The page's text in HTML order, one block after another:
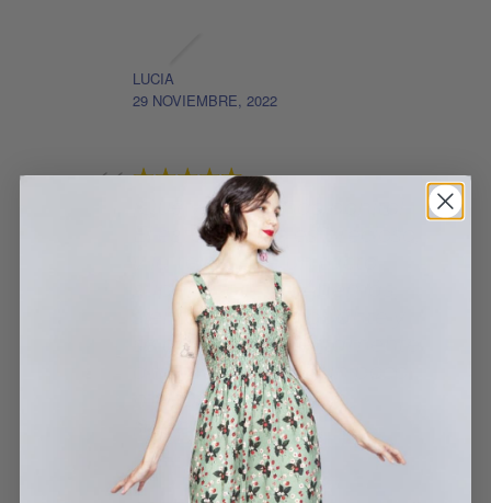
LUCIA
29 NOVIEMBRE, 2022
¡Que vestido más bonito!
El estampado es precioso,
y la tela tiene un tacto
súper especial. Además,
sienta como un guante y
se adapta perfectamente
a un poco más o un poco
menos de talla.
¡Me encanta!
VESTIDO BOVARY